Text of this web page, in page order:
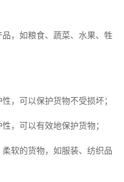
，如粮食、蔬菜、水果、牲
，可以保护货物不受损坏；
，可以有效地保护货物；
软的货物，如服装、纺织品